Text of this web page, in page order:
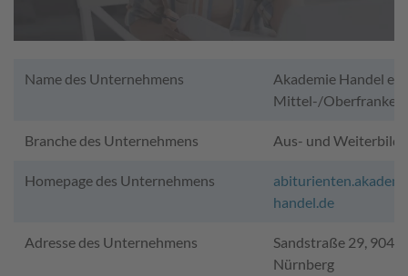
Name des Unternehmens
Akademie Handel
Mittel-/Oberfranken
Branche des Unternehmens Aus- und
Homepage des Unternehmens
handel.de
Adresse des Unternehmens
Sandstraße 29,
Nürnberg